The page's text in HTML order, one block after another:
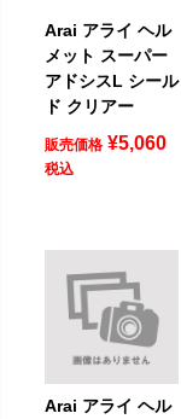
Arai アライ ヘル
メット スーパー
アドシスL シール
ド クリアー
販売価格 ¥5,060
税込
Arai アライ ヘル